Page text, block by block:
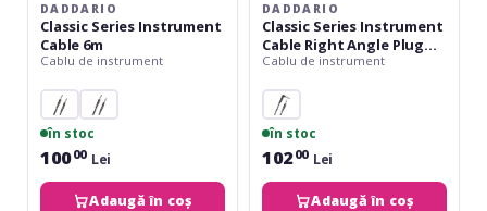
DADDARIO
Classic Series Instrument
Cable 6m
Cablu de instrument
în stoc
10000 Lei
Adaugă în coș
DADDARIO
Classic Series Instrument
Cable Right Angle Plug
6m
Cablu de instrument
în stoc
10200 Lei
Adaugă în coș